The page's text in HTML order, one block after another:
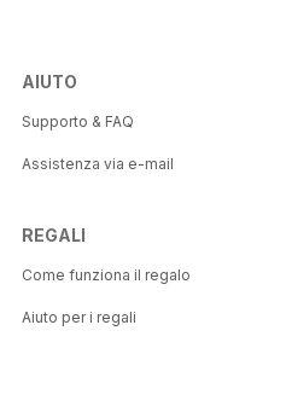
AIUTO
Supporto & FAQ
Assistenza via e-mail
REGALI
Come funziona il regalo
Aiuto per i regali